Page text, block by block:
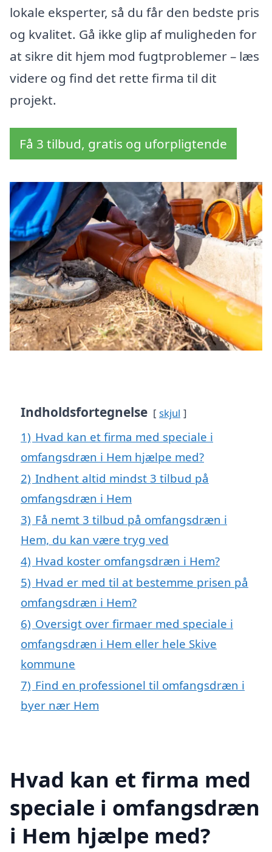
lokale eksperter, så du får den bedste pris
og kvalitet. Gå ikke glip af muligheden for
at sikre dit hjem mod fugtproblemer – læs
videre og find det rette firma til dit
projekt.
Få 3 tilbud, gratis og uforpligtende
Indholdsfortegnelse skjul
1) Hvad kan et firma med speciale i
omfangsdræn i Hem hjælpe med?
2) Indhent altid mindst 3 tilbud på
omfangsdræn i Hem
3) Få nemt 3 tilbud på omfangsdræn i
Hem, du kan være tryg ved
4) Hvad koster omfangsdræn i Hem?
5) Hvad er med til at bestemme prisen på
omfangsdræn i Hem?
6) Oversigt over firmaer med speciale i
omfangsdræn i Hem eller hele Skive
kommune
7) Find en professionel til omfangsdræn i
byer nær Hem
Hvad kan et firma med
speciale i omfangsdræn
i Hem hjælpe med?